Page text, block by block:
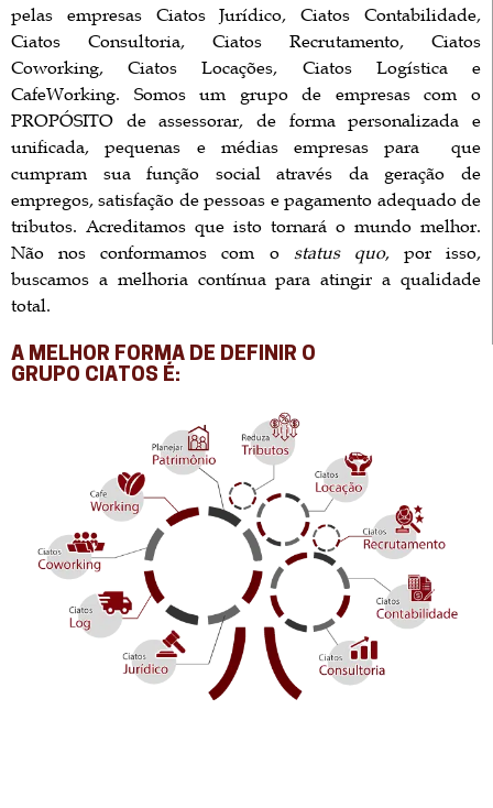
pelas empresas Ciatos Jurídico, Ciatos Contabilidade,
Ciatos Consultoria, Ciatos Recrutamento, Ciatos
Coworking, Ciatos Locações, Ciatos Logística e
CafeWorking. Somos um grupo de empresas com o
PROPÓSITO de assessorar, de forma personalizada e
unificada, pequenas e médias empresas para que
cumpram sua função social através da geração de
empregos, satisfação de pessoas e pagamento adequado de
tributos. Acreditamos que isto tornará o mundo melhor.
Não nos conformamos com o status quo, por isso,
buscamos a melhoria contínua para atingir a qualidade
total.
A MELHOR FORMA DE DEFINIR O
GRUPO CIATOS É: